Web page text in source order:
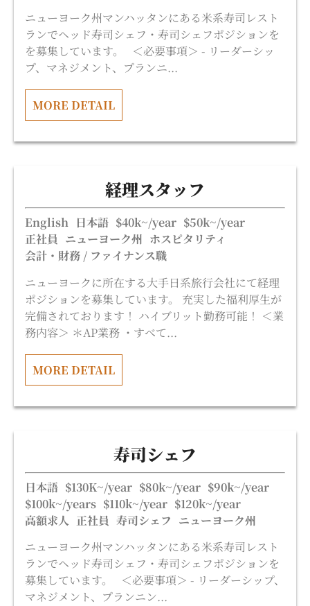
ニューヨーク州マンハッタンにある米系寿司レスト
ランでヘッド寿司シェフ・寿司シェフポジションを
を募集しています。 ＜必要事項＞ - リーダーシッ
プ、マネジメント、プランニ...
MORE DETAIL
経理スタッフ
English 日本語 $40k~/year $50k~/year
正社員 ニューヨーク州 ホスピタリティ
会計・財務 / ファイナンス職
ニューヨークに所在する大手日系旅行会社にて経理
ポジションを募集しています。 充実した福利厚生が
完備されております！ ハイブリット勤務可能！ ＜業
務内容＞ ＊AP業務 ・すべて...
MORE DETAIL
寿司シェフ
日本語 $130K~/year $80k~/year $90k~/year
$100k~/years $110k~/year $120k~/year
高額求人 正社員 寿司シェフ ニューヨーク州
ニューヨーク州マンハッタンにある米系寿司レスト
ランでヘッド寿司シェフ・寿司シェフポジションを
募集しています。 ＜必要事項＞ - リーダーシップ、
マネジメント、プランニン...